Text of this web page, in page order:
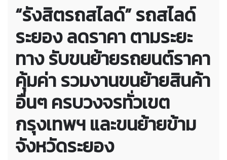
“รังสิตรถสไลด์”รถสไลด์
ระยอง ลดราคาตามระยะ
ทาง รับขนย้ายรถยนต์ราคา
คุ้มค่า รวมงานขนย้ายสินค้า
อื่นๆ ครบวงจรทั่วเขต
กรุงเทพฯ และขนย้ายข้าม
จังหวัดระยอง